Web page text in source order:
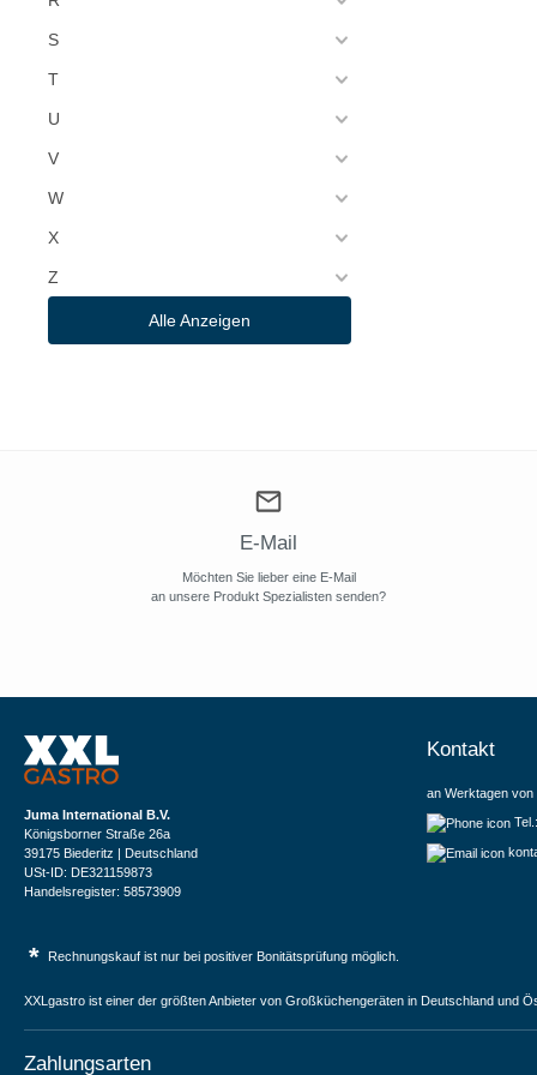
S
T
U
V
W
X
Z
Alle Anzeigen
E-Mail
Möchten Sie lieber eine E-Mail
an unsere Produkt Spezialisten senden?
Juma International B.V.
Königsborner Straße 26a
39175 Biederitz | Deutschland
USt-ID: DE321159873
Handelsregister: 58573909
Kontakt
an Werktagen
* Rechnungskauf ist nur bei positiver Bonitätsprüfung möglich.
XXLgastro ist einer der größten Anbieter von Großküchengeräten in Deutschland und
Zahlungsarten